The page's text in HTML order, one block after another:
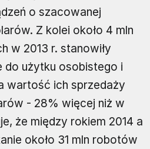
o szacowanej
Z kolei około 4 mln
w 2013 r. stanowiły
do użytku osobistego i
wartość ich sprzedaży
- 28% więcej niż w
że między rokiem 2014 a
około 31 mln robotów